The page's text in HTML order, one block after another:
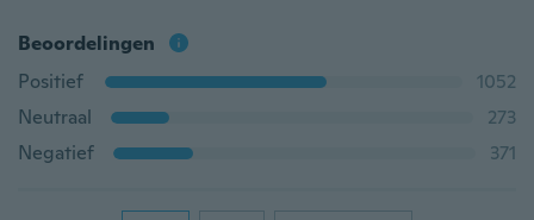
Beoordelingen
Positief
1052
Neutraal
273
Negatief
371